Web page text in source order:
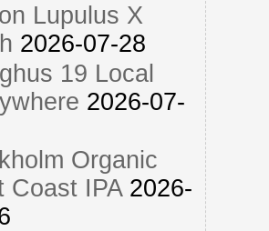
Lupulus X
2026-07-28
19 Local
2026-07-
Organic
Coast IPA 2026-